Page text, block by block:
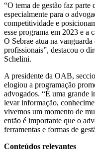
“O tema de gestão faz parte
especialmente para o
competitividade e
esse programa em 2023 e a
O Sebrae atua na
profissionais”, destacou o
Schelini.
A presidente da OAB,
elogiou a programação
advogados. “É uma grande
levar informação,
vivemos um momento de
então é importante que o
ferramentas e formas de
Conteúdos relevantes